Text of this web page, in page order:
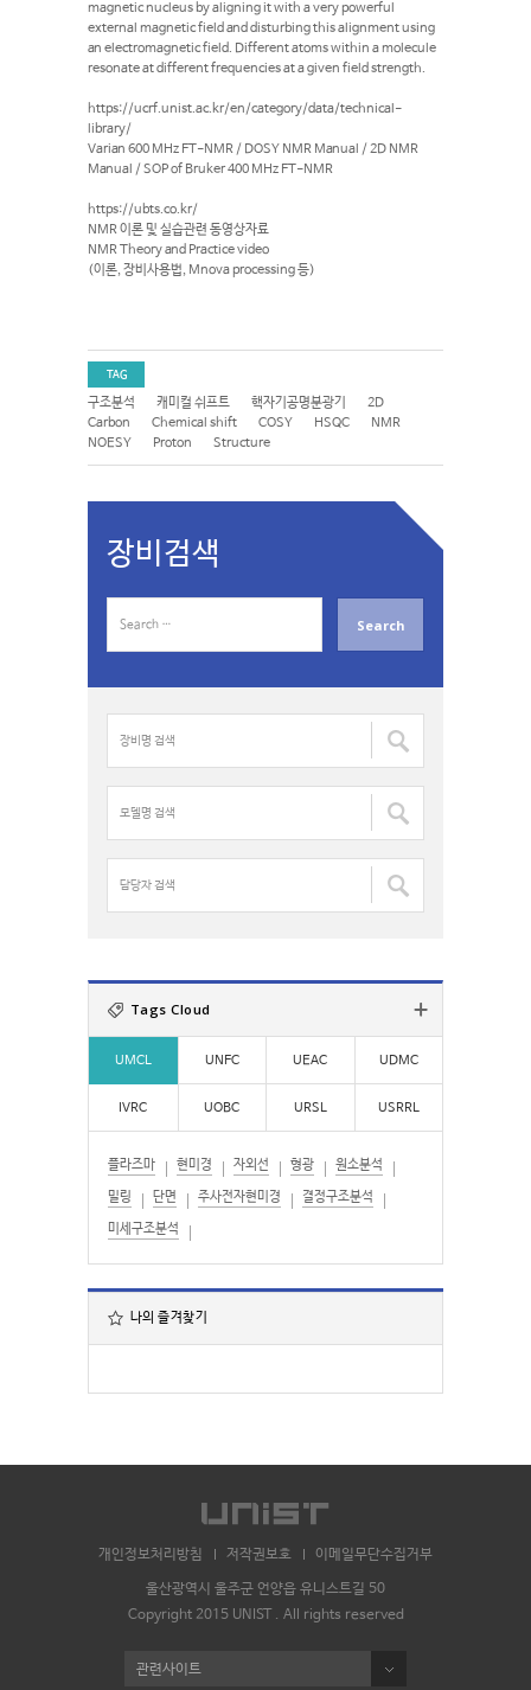
magnetic nucleus by aligning it with a very powerful
external magnetic field and disturbing this alignment using
an electromagnetic field. Different atoms within a molecule
resonate at different frequencies at a given field strength.
https://ucrf.unist.ac.kr/en/category/data/technical-
library/
Varian 600 MHz FT-NMR / DOSY NMR Manual / 2D NMR
Manual / SOP of Bruker 400 MHz FT-NMR
https://ubts.co.kr/
NMR 이론 및 실습관련 동영상자료
NMR Theory and Practice video
(이론, 장비사용법, Mnova processing 등)
TAG
구조분석 캐미컬 쉬프트 핵자기공명분광기
2D
Carbon
Chemical shift COSY HSQC
NMR
NOESY
Proton Structure
장비검색
a
명
색
:
델
명
:자
:
Tags Cloud
UMCL UNFC UEAC UDMC
IVRC UOBC URSL USRRL
플라즈마 현미경 자외선 형광 원소분석
밀링 단면 주사전자현미경 결정구조분석
미세구조분석
나의 즐겨찾기
개인정보처리방침 저작권보호 이메일무단수집거부
울산광역시 울주군 언양읍 유니스트길 50
Copyright 2015 UNIST . All rights reserved
관련사이트